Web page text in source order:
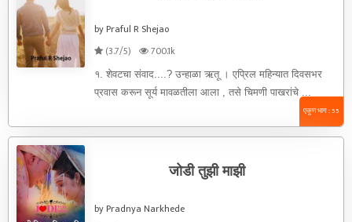
by Praful R Shejao
(3.7/5)
700.1k
१. शेवटचा संवाद....? उन्हाळा ऋतू । एप्रिल महिन्यात दिवसभर
प्रवास करून सूर्य मावळतीला आला , तसे चिमणी पाखरांचे ...
एकूण भाग : 55
जोडी तुझी माझी
by Pradnya Narkhede